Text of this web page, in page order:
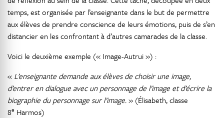
temps, est organisée par l’enseignante dans le but de permettre
aux élèves de prendre conscience de leurs émotions, puis de s’en
distancier en les confrontant à d’autres camarades de la classe.
Voici le deuxième exemple (« Image-Autrui ») :
« L’enseignante demande aux élèves de choisir une image,
d’entrer en dialogue avec un personnage de l’image et d’écrire la
biographie du personnage sur l’image.» (Élisabeth, classe
8e Harmos)